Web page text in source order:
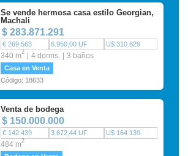
Se vende hermosa casa estilo Georgian,
Machali
$ 283.871.291
€ 269.563 6.950,00 UF U$ 310.629
340 m2 4 dorms. 3 baños
Casa en Venta
Código: 18633
Venta de bodega
$ 150.000.000
€ 142.439 3.672,44 UF U$ 164.139
484 m2